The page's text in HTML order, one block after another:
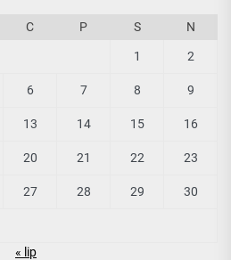
C P S N
1 2
6 7 8 9
13 14 15 16
20 21 22 23
27 28 29 30
« lip